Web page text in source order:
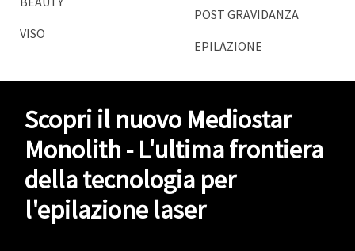
VISO
POST GRAVIDANZA
EPILAZIONE
Scopri il nuovo Mediostar
Monolith - L'ultima frontiera
della tecnologia per
l'epilazione laser